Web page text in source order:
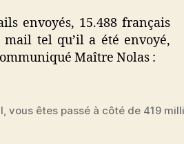
envoyés, 15.488 français
mail tel qu’il a été envoyé,
Maître Nolas :
vous êtes passé à côté de 419